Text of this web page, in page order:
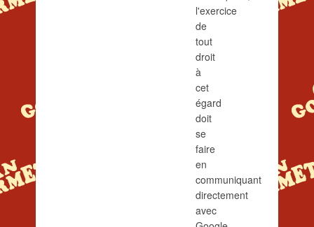
l'exercice
de
tout
droit
à
cet
égard
doit
se
faire
en
communiquant
directement
avec